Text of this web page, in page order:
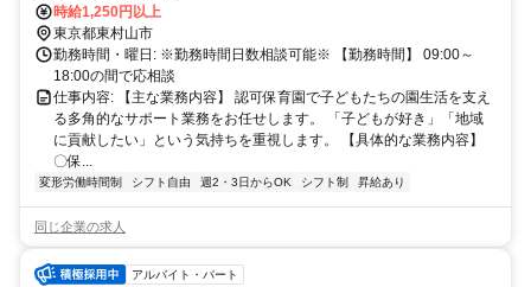
時給1,250円以上
東京都東村山市
勤務時間・曜日: ※勤務時間日数相談可能※ 【勤務時間】 09:00～
18:00の間で応相談
仕事内容: 【主な業務内容】 認可保育園で子どもたちの園生活を支え
る多角的なサポート業務をお任せします。 「子どもが好き」「地域
に貢献したい」という気持ちを重視します。 【具体的な業務内容】
〇保...
変形労働時間制 シフト自由 週2・3日からOK シフト制 昇給あり
同じ企業の求人
アルバイト・パート